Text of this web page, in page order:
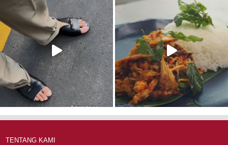
TENTANG KAMI